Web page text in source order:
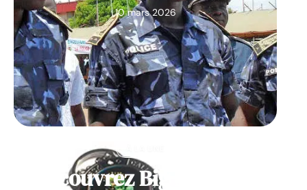
10 mars 2026
Découvrez Big Monster,